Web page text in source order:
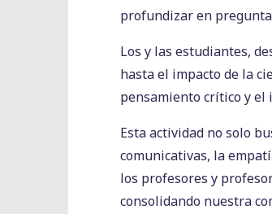
profundizar en
Los y las estudiantes,
hasta el impacto de la
pensamiento crítico y el
Esta actividad no solo
comunicativas, la
los profesores y
consolidando nuestra